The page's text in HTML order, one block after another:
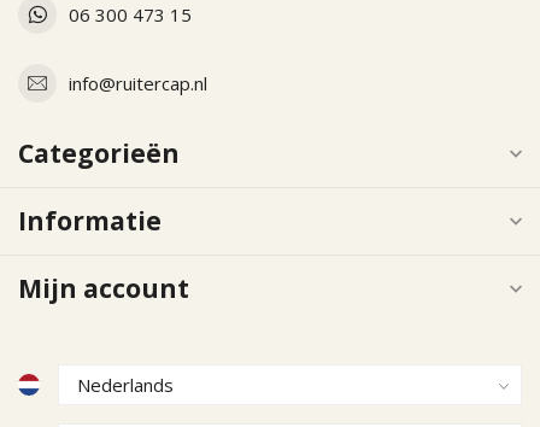
06 300 473 15
info@ruitercap.nl
Categorieën
Informatie
Mijn account